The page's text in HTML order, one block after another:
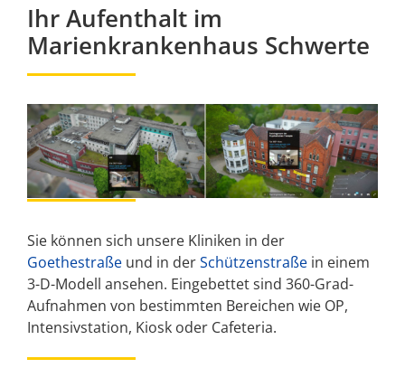
Ihr Aufenthalt im
Marienkrankenhaus Schwerte
Sie können sich unsere Kliniken in der
Goethestraße und in derSchützenstraße in einem
3-D-Modell ansehen. Eingebettet sind 360-Grad-
Aufnahmen von bestimmten Bereichen wie OP,
Intensivstation, Kiosk oder Cafeteria.